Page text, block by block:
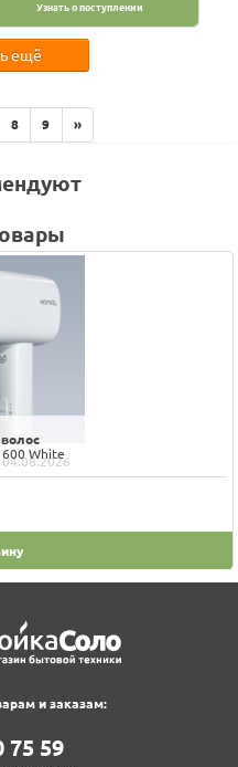
Узнать о поступлении
ещё
8 9 »
White
04.08.2026
и заказам:
7‍5‍ 5‍9‍